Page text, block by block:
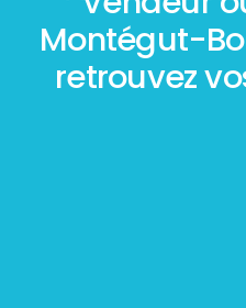
Montégut-
retrouvez